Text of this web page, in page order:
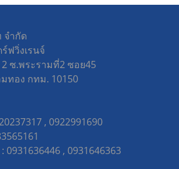
จำกัด
ฟวิ่งเรนจ์
ซ.พระรามที่2 ซอย45
ทอง กทม. 10150
, 0922991690
0931636446 , 0931646363